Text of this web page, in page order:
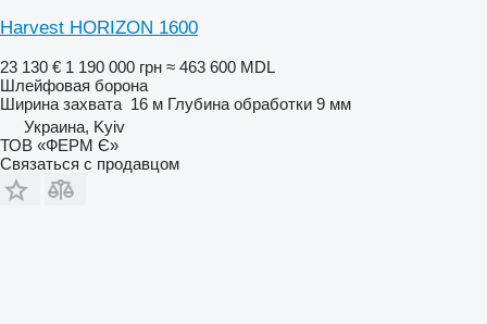
Harvest HORIZON 1600
23 130 € 1 190 000 грн ≈ 463 600 MDL
Шлейфовая борона
Ширина захвата 16 м Глубина обработки 9 мм
Украина, Kyiv
ТОВ «ФЕРМ Є»
Связаться с продавцом